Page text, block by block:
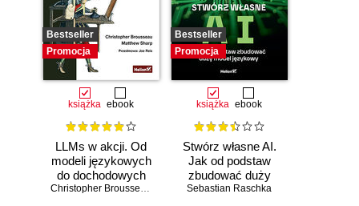
Bestseller
Promocja
książka ebook
LLMs w akcji. Od
modeli językowych
do dochodowych
produktów
Christopher Brousseau Matt Sharp
Bestseller
Promocja
książka ebook
Stwórz własne AI.
Jak od podstaw
zbudować duży
model językowy
Sebastian Raschka